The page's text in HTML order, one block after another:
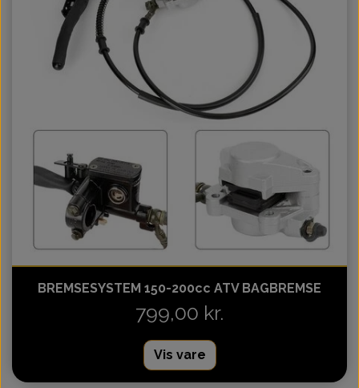
Motor 110cc Kinroad
Topstykke
Ventiler
BREMSESYSTEM 150-200cc ATV BAGBREMSE
799,00 kr.
Vis vare